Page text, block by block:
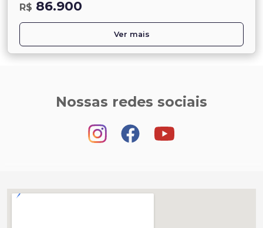
R$ 86.900
Ver mais
Nossas redes sociais